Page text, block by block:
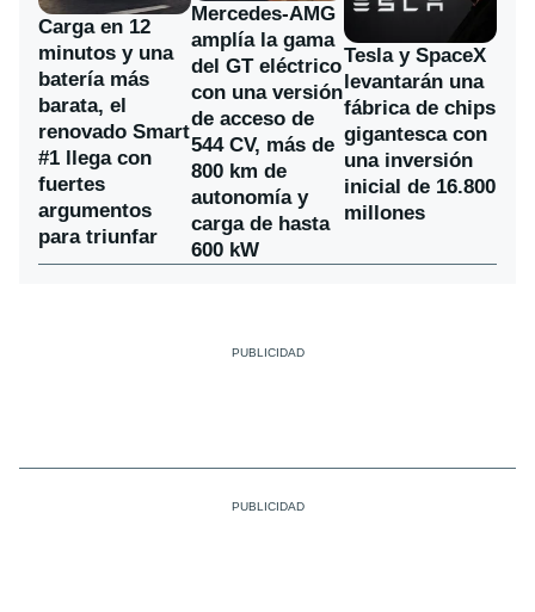
Carga en 12
minutos y una
batería más
barata, el
renovado Smart
#1 llega con
fuertes
argumentos
para triunfar
Mercedes-AMG
amplía la gama
del GT eléctrico
con una versión
de acceso de
544 CV, más de
800 km de
autonomía y
carga de hasta
600 kW
Tesla y SpaceX
levantarán una
fábrica de chips
gigantesca con
una inversión
inicial de 16.800
millones